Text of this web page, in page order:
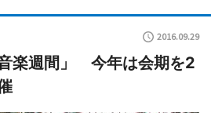
2016.09.29
楽週間」 今年は会期を2